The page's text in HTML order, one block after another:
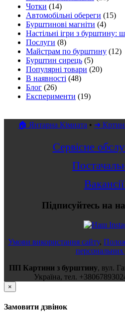
Чотки (14)
Автомобільні обереги (15)
Бурштинові магніти (4)
Настільні ігри з бурштину:
Послуги (8)
Майстрам по бурштину (12)
Бурштин сирець (5)
Популярні товари (20)
В наявності (48)
Блог (26)
Експерименти (19)
🏠 Янтарна Кімната • ➜
Сервісне
Вакансії
Підписуйтесь на
Умови використання сайту,
ПП Картини з бурштину, вул.
Україна, тел.
×
Замовити дзвінок